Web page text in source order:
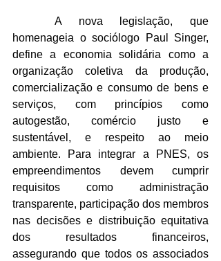
homenageia o sociólogo Paul Singer,
define a economia solidária como a
organização coletiva da produção,
comercialização e consumo de bens e
serviços, com princípios como
autogestão, comércio justo e
sustentável, e respeito ao meio
ambiente. Para integrar a PNES, os
empreendimentos devem cumprir
requisitos como administração
transparente, participação dos membros
nas decisões e distribuição equitativa
dos resultados financeiros,
assegurando que todos os associados